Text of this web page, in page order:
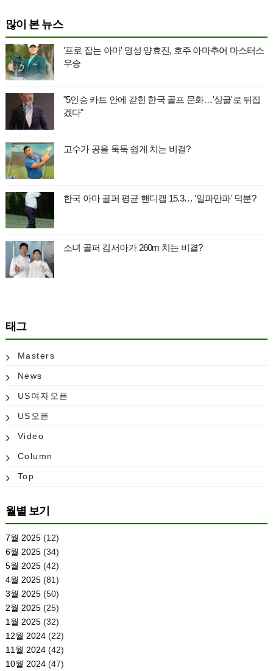
많이 본 뉴스
'프로 잡는 아마' 명성 양효진, 호주 아마추어 마스터스
우승
"5인승 카트 안에 갇힌 한국 골프 문화…'싱글'로 뒤집
겠다"
고수가 공을 툭툭 쉽게 치는 비결?
한국 아마 골퍼 평균 핸디캡 15.3… '일파만파' 덕분?
소녀 골퍼 김서아가 260m 치는 비결?
태그
Masters
News
US여자오픈
US오픈
Video
Column
Top
월별 보기
7월 2025(12)
6월 2025(34)
5월 2025(42)
4월 2025(81)
3월 2025(50)
2월 2025(25)
1월 2025(32)
12월 2024(22)
11월 2024(42)
10월 2024(47)